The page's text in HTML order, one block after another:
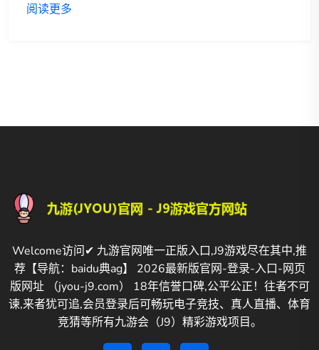
阅读更多
Welcome访问✔ 九游官网唯一正版入口,J9游戏尽在其中,推
荐【导航：baidu典ag】 2026最新版官网-登录-入口-网页
版网址 （jyou-j9.com） 18年信誉口碑,公平公正！往者不可
谏,来者犹可追,会员登录后可畅玩电子竞技、真人直播、体育
竞猜等所有九游会（J9）精彩游戏项目。